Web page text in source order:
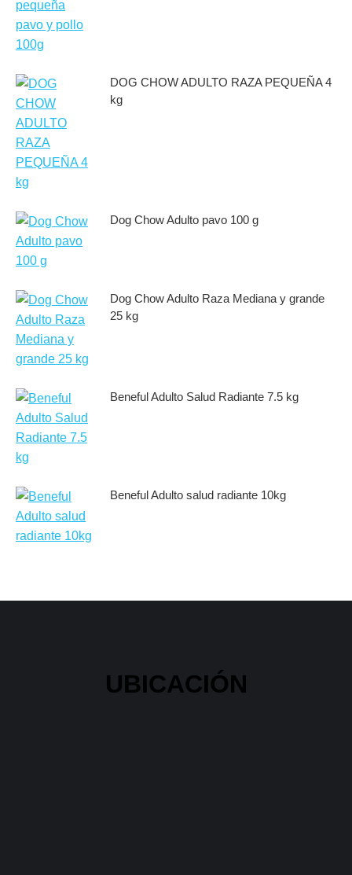
DOG CHOW ADULTO RAZA PEQUEÑA 4
kg
Dog Chow Adulto pavo 100 g
Dog Chow Adulto Raza Mediana y grande
25 kg
Beneful Adulto Salud Radiante 7.5 kg
Beneful Adulto salud radiante 10kg
UBICACIÓN